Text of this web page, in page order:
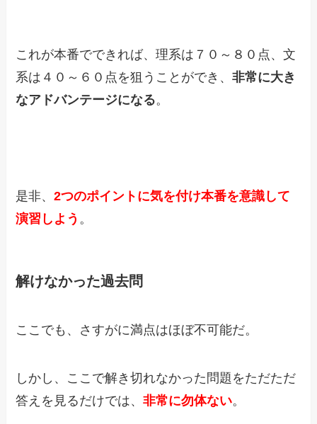
これが本番でできれば、理系は７０～８０点、文
系は４０～６０点を狙うことができ、非常に大き
なアドバンテージになる。
是非、2つのポイントに気を付け本番を意識して
演習しよう 。
解けなかった過去問
ここでも、さすがに満点はほぼ不可能だ。
しかし、ここで解き切れなかった問題をただただ
答えを見るだけでは、非常に勿体ない。